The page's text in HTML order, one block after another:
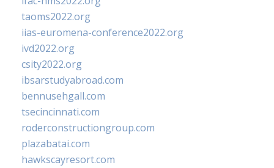
taoms2022.org
iias-euromena-conference2022.org
ivd2022.org
csity2022.org
ibsarstudyabroad.com
bennusehgall.com
tsecincinnati.com
roderconstructiongroup.com
plazabatai.com
hawkscayresort.com